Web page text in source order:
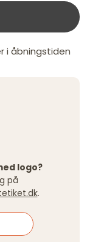
i åbningstiden
logo?
på
.